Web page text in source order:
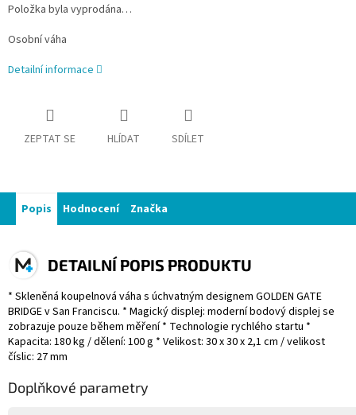
Položka byla vyprodána…
Osobní váha
Detailní informace
ZEPTAT SE HLÍDAT SDÍLET
Popis Hodnocení Značka
DETAILNÍ POPIS PRODUKTU
* Skleněná koupelnová váha s úchvatným designem GOLDEN GATE
BRIDGE v San Franciscu. * Magický displej: moderní bodový displej se
zobrazuje pouze během měření * Technologie rychlého startu *
Kapacita: 180 kg / dělení: 100 g * Velikost: 30 x 30 x 2,1 cm / velikost
číslic: 27 mm
Doplňkové parametry